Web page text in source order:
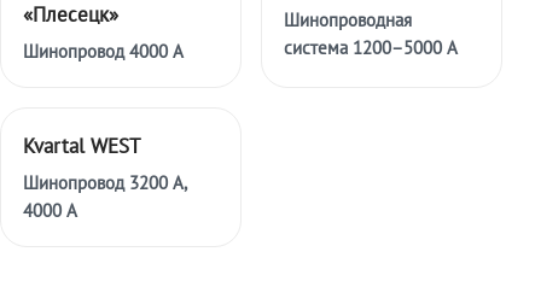
«Плесецк»
Шинопровод 4000 А
Шинопроводная
система 1200–5000 А
Kvartal WEST
Шинопровод 3200 А,
4000 А